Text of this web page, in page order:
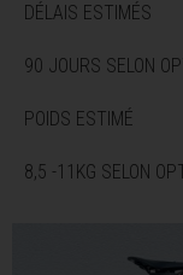
DÉLAIS ESTIMÉS
90 JOURS SELON
POIDS ESTIMÉ
8,5 -11KG SELON